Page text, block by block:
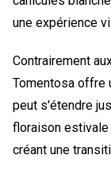
une expérience
Contrairement
Tomentosa offre
peut s'étendre
floraison estivale
créant une